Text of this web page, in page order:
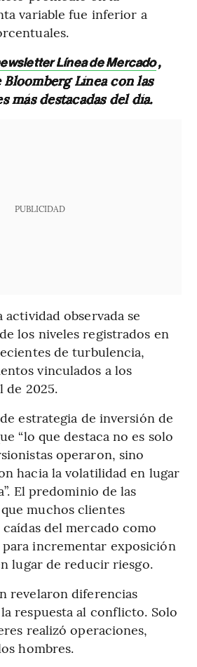
variable fue inferior a
Línea de Mercado,
Línea con las
más destacadas del día.
PUBLICIDAD
actividad observada se
los niveles registrados en
de turbulencia,
vinculados a los
de 2025.
estrategia de inversión de
“lo que destaca no es solo
operaron, sino
hacia la volatilidad en lugar
El predominio de las
muchos clientes
del mercado como
incrementar exposición
lugar de reducir riesgo.
revelaron diferencias
respuesta al conflicto. Solo
realizó operaciones,
hombres.